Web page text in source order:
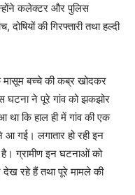
कलेक्टर और पुलिस
की गिरफ्तारी तथा हल्दी
मासूम बच्चे की कब्र खोदकर
घटना ने पूरे गांव को झकझोर
था कि हाल ही में गांव की एक
गई। लगातार हो रही इन
ग्रामीण इन घटनाओं को
देख रहे हैं तथा पूरे मामले की